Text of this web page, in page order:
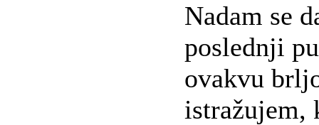
Nadam se
poslednji
ovakvu
istražujem,